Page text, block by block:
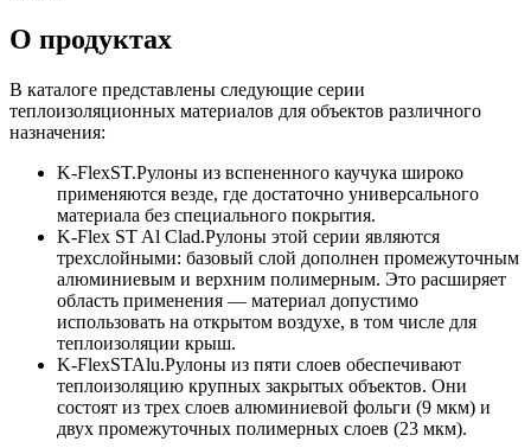
О продуктах
В каталоге представлены следующие серии
теплоизоляционных материалов для объектов различного
назначения:
K-FlexST.Рулоны из вспененного каучука широко
применяются везде, где достаточно универсального
материала без специального покрытия.
K-Flex ST Al Clad.Рулоны этой серии являются
трехслойными: базовый слой дополнен промежуточным
алюминиевым и верхним полимерным. Это расширяет
область применения — материал допустимо
использовать на открытом воздухе, в том числе для
теплоизоляции крыш.
K-FlexSTAlu.Рулоны из пяти слоев обеспечивают
теплоизоляцию крупных закрытых объектов. Они
состоят из трех слоев алюминиевой фольги (9 мкм) и
двух промежуточных полимерных слоев (23 мкм).